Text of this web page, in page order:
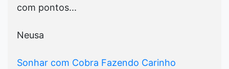
com pontos...
Neusa
Sonhar com Cobra Fazendo Carinho